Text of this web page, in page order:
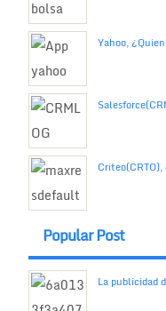
Yahoo,
Popular Post
La publicidad